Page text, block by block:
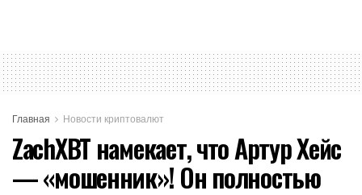
Главная Новости криптовалют
ZachXBT намекает, что Артур Хейс
— «мошенник»! Он полностью